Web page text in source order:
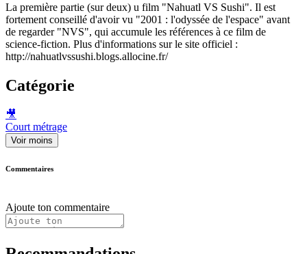
La première partie (sur deux) u film "Nahuatl VS Sushi". Il est
fortement conseillé d'avoir vu "2001 : l'odyssée de l'espace" avant
de regarder "NVS", qui accumule les références à ce film de
science-fiction. Plus d'informations sur le site officiel :
http://nahuatlvssushi.blogs.allocine.fr/
Catégorie
🎥
Court métrage
Voir moins
Commentaires
Ajoute ton commentaire